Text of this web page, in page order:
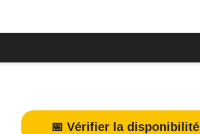
📅 Vérifier la disponibilité